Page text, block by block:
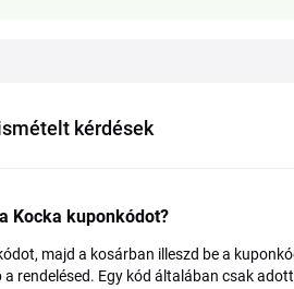
kérdések
Kocka kuponkódot?
majd a kosárban illeszd be a
rendelésed. Egy kód általában csak